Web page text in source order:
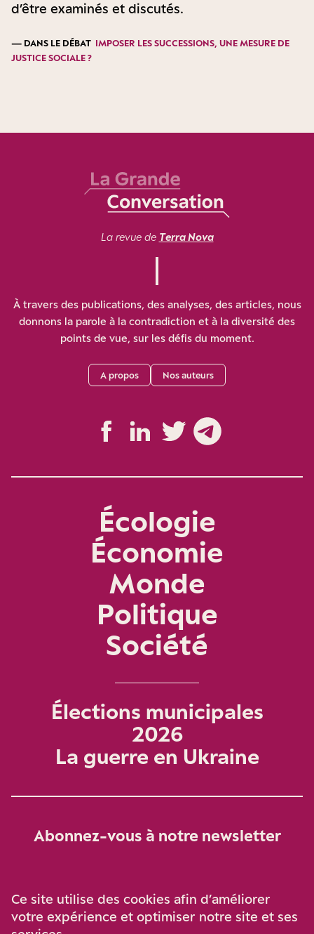
d’être examinés et discutés.
— DANS LE DÉBAT IMPOSER LES SUCCESSIONS, UNE MESURE DE
JUSTICE SOCIALE ?
La revue de Terra Nova
À travers des publications, des analyses, des articles, nous
donnons la parole à la contradiction et à la diversité des
points de vue, sur les défis du moment.
A propos Nos auteurs
Écologie
Économie
Monde
Politique
Société
Élections municipales
2026
La guerre en Ukraine
Abonnez-vous à notre newsletter
Ce site utilise des cookies afin d’améliorer
votre expérience et optimiser notre site et ses